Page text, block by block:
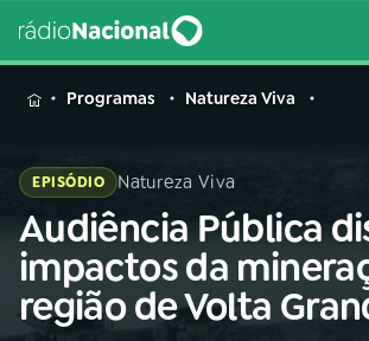
MENU
Buscar
na
Rádio
Nacional
Buscar
Programas Natureza Viva
EPISÓDIO Natureza Viva
Audiência Pública
impactos da
região de Volta